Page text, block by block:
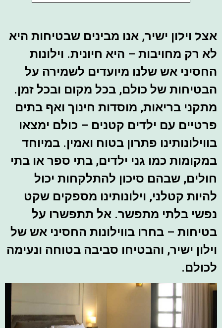
אצל וילון ישיר, אנו מבינים שבטיחות היא
לא רק מחויבות – היא חיונית. וילונות
החסיני אש שלנו מיועדים לשמירה על
הבטיחות של כולם, בכל מקום ובכל זמן.
מתקני בריאות, מוסדות חינוך ואף בתים
פרטיים עם ילדים קטנים – כולם ימצאו
בווילונותינו פתרון בטוח ואמין. במיוחד
במקומות כמו גני ילדים, בתי ספר או בתי
חולים, שבהם סיכון להתלקחות יכול
להיות קטלני, וילונותינו מספקים שקט
נפשי בלתי מתפשר. אל תתפשרו על
בטיחות – בחרו בווילונות החסיני אש של
וילון ישיר, והבטיחו סביבה בטוחה ונעימה
לכולם.